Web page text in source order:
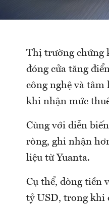
Thị trường chứng
đóng cửa tăng
công nghệ và
khi nhận mức
Cùng với diễn
ròng, ghi nhận
liệu từ Yuanta.
Cụ thể, dòng tiền
tỷ USD, trong khi